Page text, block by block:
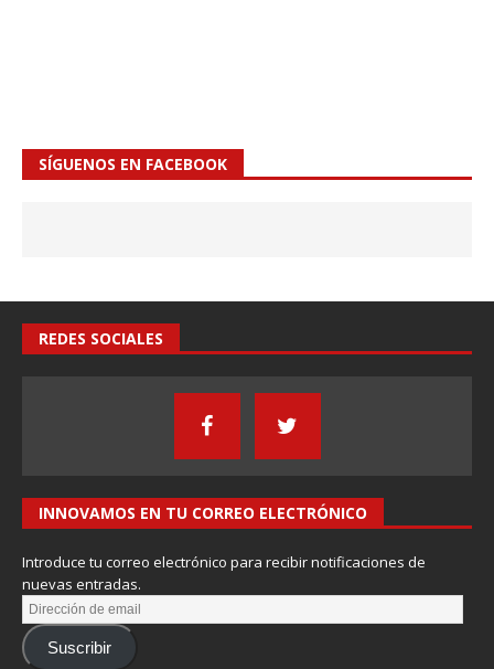
SÍGUENOS EN FACEBOOK
REDES SOCIALES
INNOVAMOS EN TU CORREO ELECTRÓNICO
Introduce tu correo electrónico para recibir notificaciones de
nuevas entradas.
Suscribir